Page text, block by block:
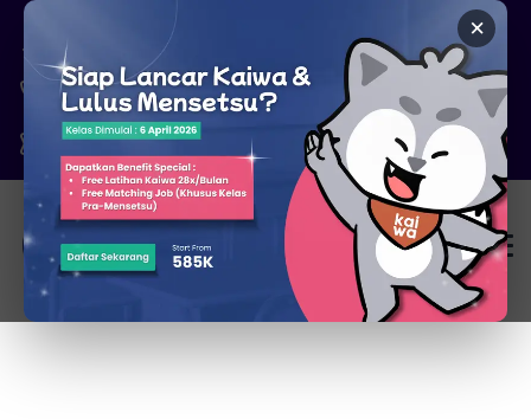
×
Pare, Kediri - Jawa Timur
6287777326344
marketing@kaiwa.id
Login